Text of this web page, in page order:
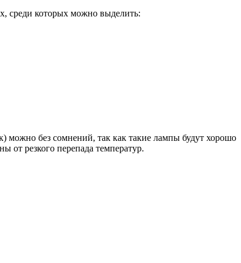
среди которых можно выделить:
можно без сомнений, так как такие лампы будут хорошо
от резкого перепада температур.